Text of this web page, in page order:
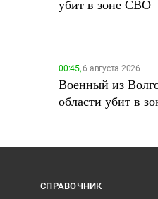
убит в зоне СВО
00:45,6 августа 2026
Военный из
области убит в
СПРАВОЧНИК